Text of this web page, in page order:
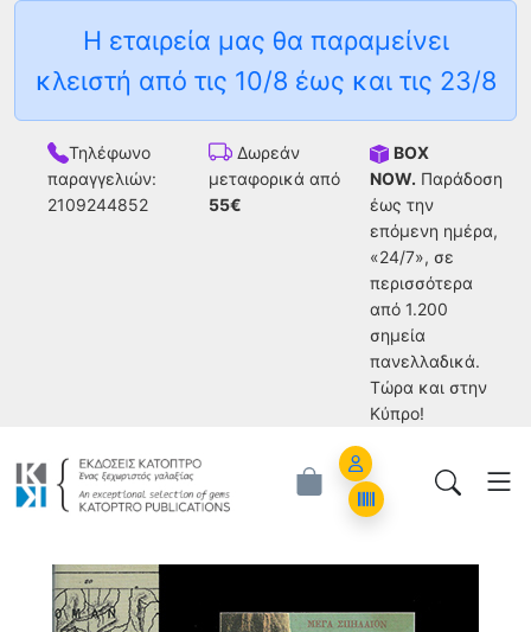
Η εταιρεία μας θα παραμείνει
κλειστή από τις 10/8 έως και τις 23/8
Τηλέφωνο
παραγγελιών:
2109244852
Δωρεάν
μεταφορικά από
55€
BOX
NOW. Παράδοση
έως την
επόμενη ημέρα,
«24/7», σε
περισσότερα
από 1.200
σημεία
πανελλαδικά.
Tώρα και στην
Κύπρο!
Account
Orders